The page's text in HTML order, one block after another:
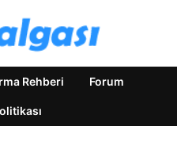
Rehberi Forum